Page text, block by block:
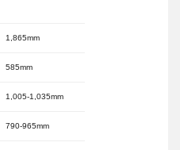
1,865mm
585mm
1,005-1,035mm
790-965mm